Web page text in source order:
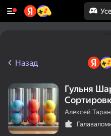
Назад
Гульня
Алексей